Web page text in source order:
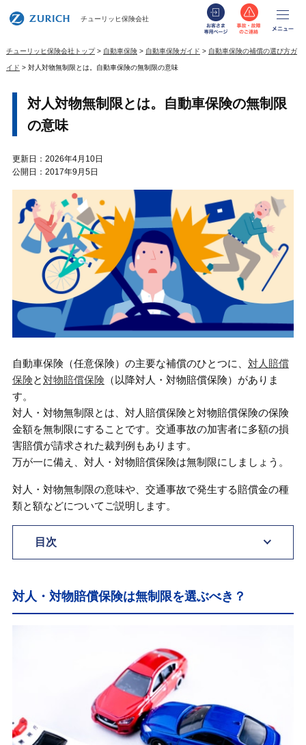
チューリッヒ保険会社
お客さま専用
事故・
チューリッヒ保険会社トップ 自動車保険 自動車保険ガイド 自動車保険の補償の選び方ガ
イド 対人対物無制限とは。自動車保険の無制限の意味
対人対物無制限とは。自動車保険の無制限
の意味
更新日：2026年4月10日
公開日：2017年9月5日
自動車保険（任意保険）の主要な補償のひとつに、 対人賠償
保険と対物賠償保険（以降対人・対物賠償保険）がありま
す。
対人・対物無制限とは、対人賠償保険と対物賠償保険の保険
金額を無制限にすることです。交通事故の加害者に多額の損
害賠償が請求された裁判例もあります。
万が一に備え、対人・対物賠償保険は無制限にしましょう。
対人・対物無制限の意味や、交通事故で発生する賠償金の種
類と額などについてご説明します。
目次
自動車保険（任意保険）の対人賠償保険と
は
自動車保険は対人・対物賠償のみで大丈
人身事故で発生する賠償金の種類
対人・対物賠償保険は無制限を選ぶべき？